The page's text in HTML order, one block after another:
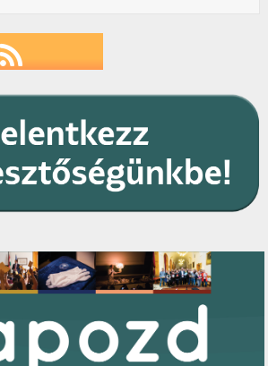
Subscribe